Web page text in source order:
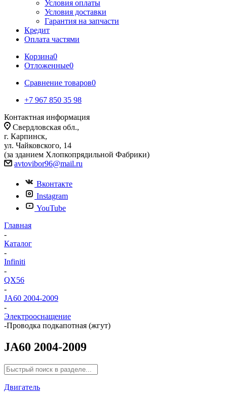
Условия оплаты
Условия доставки
Гарантия на запчасти
Кредит
Оплата частями
Корзина0
Отложенные0
Сравнение товаров0
+7 967 850 35 98
Контактная информация
Свердловская обл.,
г. Карпинск,
ул. Чайковского, 14
(за зданием Хлопкопрядильной Фабрики)
avtovibor96@mail.ru
Вконтакте
Instagram
YouTube
Главная
-
Каталог
-
Infiniti
-
QX56
-
JA60 2004-2009
-
Электрооснащение
-Проводка подкапотная (жгут)
JA60 2004-2009
Двигатель